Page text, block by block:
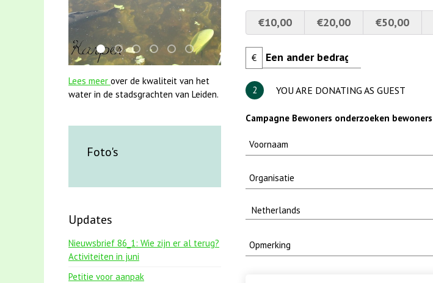
€10,00 €20,00 €50,00
€
2 YOU ARE DONATING AS GUEST
Campagne Bewoners onderzoeken bewoners
smoelenboek fifi en karper nieuwsbrief-
jun2021 28 brasem en rietvoorns 4a verscherpt
karper met kattenklimtouw
mei2021 watervogelmethode fuut met baars
mei2021 1 snoekje elly
jun2021 zaklv 5 snoekje MOOI
Lees meer over de kwaliteit van het
water in de stadsgrachten van Leiden.
Foto's
Updates
Nieuwsbrief 86_1: Wie zijn er al terug?
Activiteiten in juni
Petitie voor aanpak